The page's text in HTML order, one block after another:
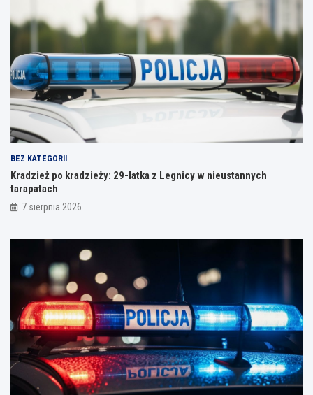
BEZ KATEGORII
Kradzież po kradzieży: 29-latka z Legnicy w nieustannych
tarapatach
7 sierpnia 2026